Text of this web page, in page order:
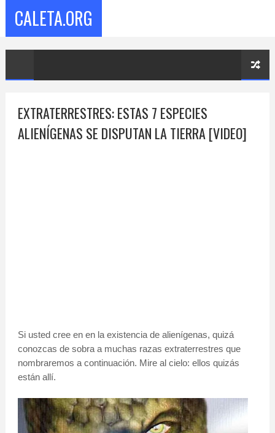
CALETA.ORG
EXTRATERRESTRES: ESTAS 7 ESPECIES
ALIENÍGENAS SE DISPUTAN LA TIERRA [VIDEO]
Si usted cree en en la existencia de alienígenas, quizá
conozcas de sobra a muchas razas extraterrestres que
nombraremos a continuación. Mire al cielo: ellos quizás
están allí.